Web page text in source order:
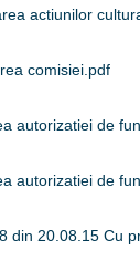
actiunilor
comisiei.pdf
autorizatiei de
autorizatiei de
din 20.08.15 Cu